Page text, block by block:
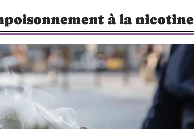
à la nicotine